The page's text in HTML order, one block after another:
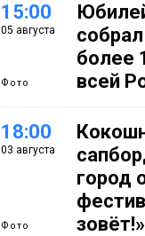
15:00
05 августа
Фото
более
всей
18:00
03 августа
Фото
город
зовёт!»